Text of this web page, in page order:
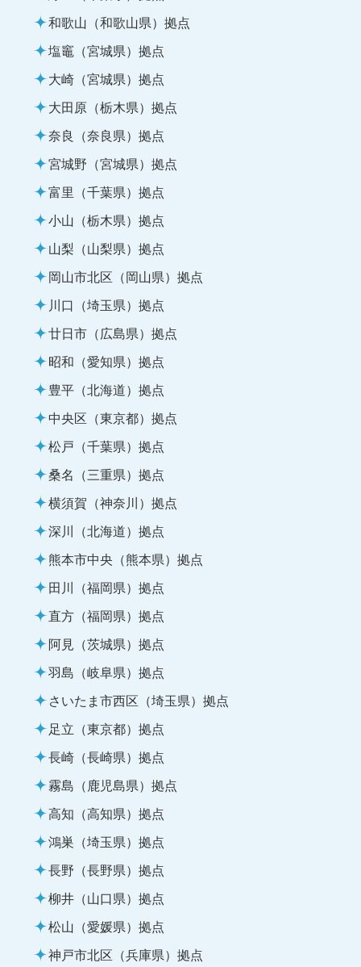
和歌山（和歌山県）拠点
塩竈（宮城県）拠点
大崎（宮城県）拠点
大田原（栃木県）拠点
奈良（奈良県）拠点
宮城野（宮城県）拠点
富里（千葉県）拠点
小山（栃木県）拠点
山梨（山梨県）拠点
岡山市北区（岡山県）拠点
川口（埼玉県）拠点
廿日市（広島県）拠点
昭和（愛知県）拠点
豊平（北海道）拠点
中央区（東京都）拠点
松戸（千葉県）拠点
桑名（三重県）拠点
横須賀（神奈川）拠点
深川（北海道）拠点
熊本市中央（熊本県）拠点
田川（福岡県）拠点
直方（福岡県）拠点
阿見（茨城県）拠点
羽島（岐阜県）拠点
さいたま市西区（埼玉県）拠点
足立（東京都）拠点
長崎（長崎県）拠点
霧島（鹿児島県）拠点
高知（高知県）拠点
鴻巣（埼玉県）拠点
長野（長野県）拠点
柳井（山口県）拠点
松山（愛媛県）拠点
神戸市北区（兵庫県）拠点